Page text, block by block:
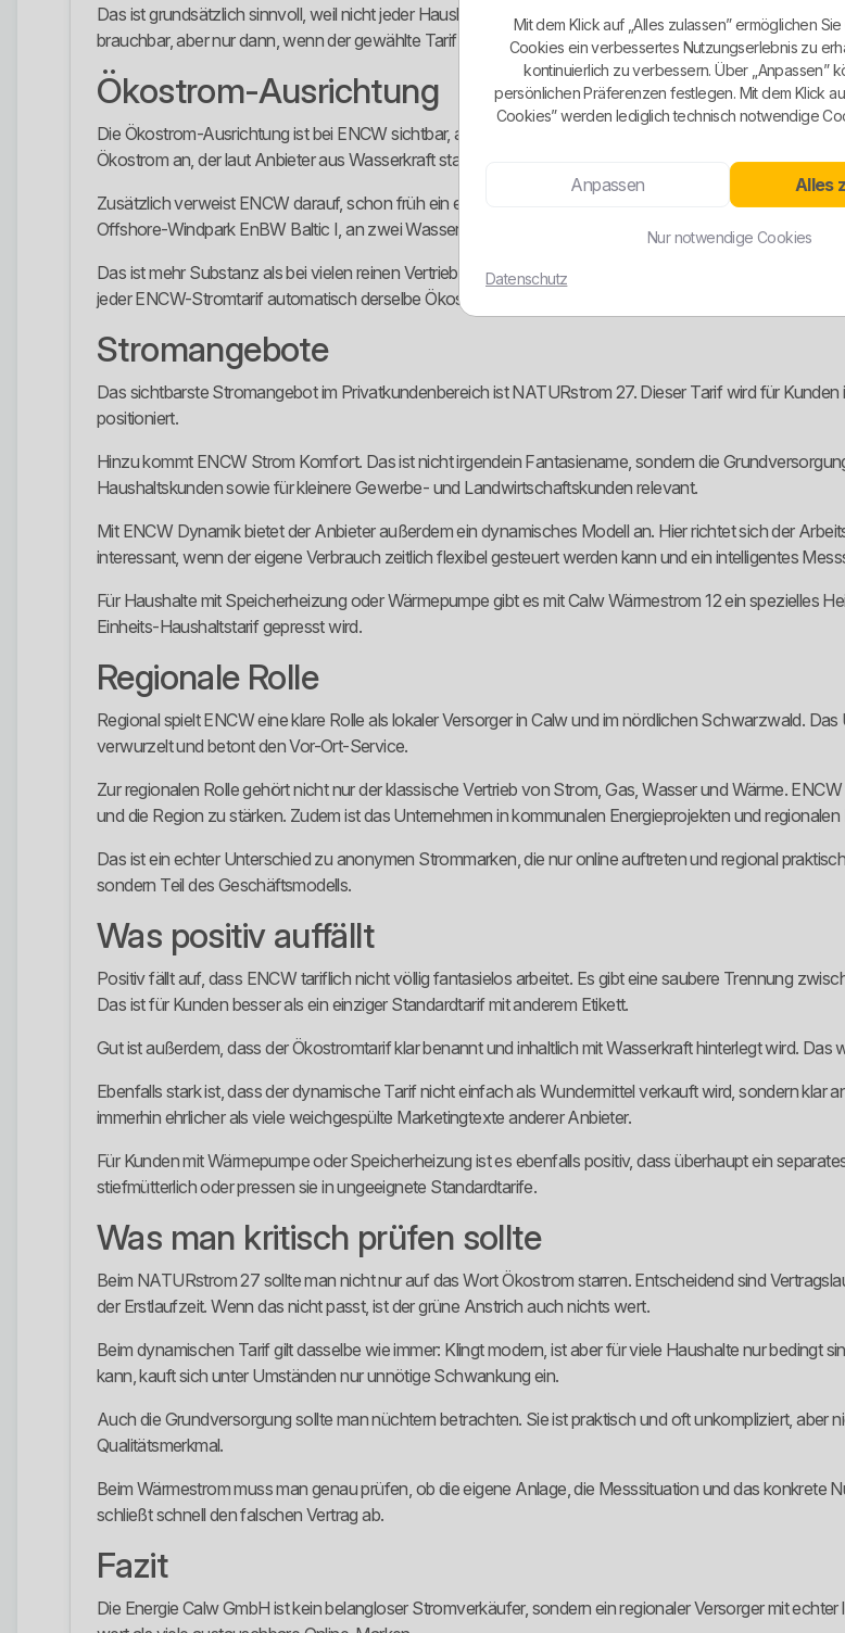
Das ist grundsätzlich sinnvoll, weil nicht jeder Haushalt denselben Tarif braucht. Wer aber blind nach
brauchbar, aber nur dann, wenn der gewählte Tarif wirklich zum eigenen Verbrauchsprofil passt.
Ökostrom-Ausrichtung
Die Ökostrom-Ausrichtung ist bei ENCW sichtbar, aber man sollte sie sauber einordnen. Das
Ökostrom an, der laut Anbieter aus Wasserkraft stammt.
Zusätzlich verweist ENCW darauf, schon früh ein eigenes Wasserkraftwerk in Calw betrieben zu
Offshore-Windpark EnBW Baltic I, an zwei Wasserkraftanlagen und an acht Photovoltaikanlagen.
Das ist mehr Substanz als bei vielen reinen Vertriebsmarken, die nur ein grünes Etikett auf
jeder ENCW-Stromtarif automatisch derselbe Ökostromtarif ist. Genau da muss man sauber trennen.
Stromangebote
Das sichtbarste Stromangebot im Privatkundenbereich ist NATURstrom 27. Dieser Tarif wird für
positioniert.
Hinzu kommt ENCW Strom Komfort. Das ist nicht irgendein Fantasiename, sondern die
Haushaltskunden sowie für kleinere Gewerbe- und Landwirtschaftskunden relevant.
Mit ENCW Dynamik bietet der Anbieter außerdem ein dynamisches Modell an. Hier richtet sich der
interessant, wenn der eigene Verbrauch zeitlich flexibel gesteuert werden kann und ein intelligentes
Für Haushalte mit Speicherheizung oder Wärmepumpe gibt es mit Calw Wärmestrom 12 ein spezielles
Einheits-Haushaltstarif gepresst wird.
Regionale Rolle
Regional spielt ENCW eine klare Rolle als lokaler Versorger in Calw und im nördlichen Schwarzwald.
verwurzelt und betont den Vor-Ort-Service.
Zur regionalen Rolle gehört nicht nur der klassische Vertrieb von Strom, Gas, Wasser und Wärme.
und die Region zu stärken. Zudem ist das Unternehmen in kommunalen Energieprojekten und
Das ist ein echter Unterschied zu anonymen Strommarken, die nur online auftreten und regional
sondern Teil des Geschäftsmodells.
Was positiv auffällt
Positiv fällt auf, dass ENCW tariflich nicht völlig fantasielos arbeitet. Es gibt eine saubere Trennung
Das ist für Kunden besser als ein einziger Standardtarif mit anderem Etikett.
Gut ist außerdem, dass der Ökostromtarif klar benannt und inhaltlich mit Wasserkraft hinterlegt wird.
Ebenfalls stark ist, dass der dynamische Tarif nicht einfach als Wundermittel verkauft wird, sondern klar
immerhin ehrlicher als viele weichgespülte Marketingtexte anderer Anbieter.
Für Kunden mit Wärmepumpe oder Speicherheizung ist es ebenfalls positiv, dass überhaupt ein
stiefmütterlich oder pressen sie in ungeeignete Standardtarife.
Was man kritisch prüfen sollte
Beim NATURstrom 27 sollte man nicht nur auf das Wort Ökostrom starren. Entscheidend sind
der Erstlaufzeit. Wenn das nicht passt, ist der grüne Anstrich auch nichts wert.
Beim dynamischen Tarif gilt dasselbe wie immer: Klingt modern, ist aber für viele Haushalte nur bedingt
kann, kauft sich unter Umständen nur unnötige Schwankung ein.
Auch die Grundversorgung sollte man nüchtern betrachten. Sie ist praktisch und oft unkompliziert, aber
Qualitätsmerkmal.
Beim Wärmestrom muss man genau prüfen, ob die eigene Anlage, die Messsituation und das konkrete
schließt schnell den falschen Vertrag ab.
Fazit
Die Energie Calw GmbH ist kein belangloser Stromverkäufer, sondern ein regionaler Versorger mit
Mit dem Klick auf „Alles zulassen” ermöglichen
Cookies ein verbessertes Nutzungserlebnis zu
kontinuierlich zu verbessern. Über „Anpassen”
persönlichen Präferenzen festlegen. Mit dem Klick
Cookies” werden lediglich technisch notwendige
Anpassen Alles
Nur notwendige Cookies
Datenschutz